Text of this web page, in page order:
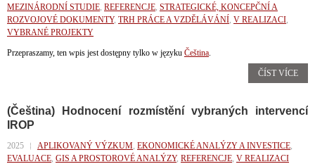
MEZINÁRODNÍ STUDIE, REFERENCJE, STRATEGICKÉ, KONCEPČNÍ A
ROZVOJOVÉ DOKUMENTY, TRH PRÁCE A VZDĚLÁVÁNÍ, V REALIZACI,
VYBRANÉ PROJEKTY
Przepraszamy, ten wpis jest dostępny tylko w języku Čeština.
ČÍST VÍCE
(Čeština) Hodnocení rozmístění vybraných intervencí
IROP
2025 APLIKOVANÝ VÝZKUM, EKONOMICKÉ ANALÝZY A INVESTICE,
EVALUACE, GIS A PROSTOROVÉ ANALÝZY, REFERENCJE, V REALIZACI